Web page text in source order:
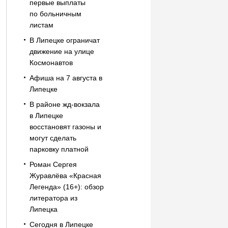
первые выплаты
по больничным
листам
В Липецке ограничат
движение на улице
Космонавтов
Афиша на 7 августа в
Липецке
В районе жд-вокзала
в Липецке
восстановят газоны и
могут сделать
парковку платной
Роман Сергея
Журавлёва «Красная
Легенда» (16+): обзор
литератора из
Липецка
Сегодня в Липецке